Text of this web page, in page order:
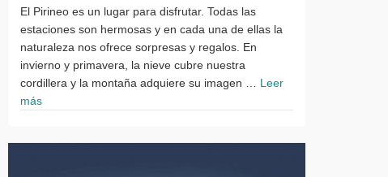
El Pirineo es un lugar para disfrutar. Todas las
estaciones son hermosas y en cada una de ellas la
naturaleza nos ofrece sorpresas y regalos. En
invierno y primavera, la nieve cubre nuestra
cordillera y la montaña adquiere su imagen … Leer
más